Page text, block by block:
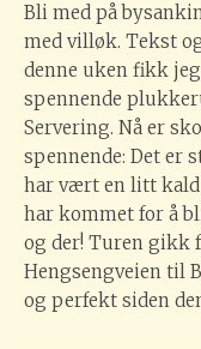
Bli med på
med villøk. Tekst
denne uken fikk
spennende
Servering. Nå er
spennende: Det er
har vært en litt kald
har kommet for å
og der! Turen gikk
Hengsengveien til
og perfekt siden